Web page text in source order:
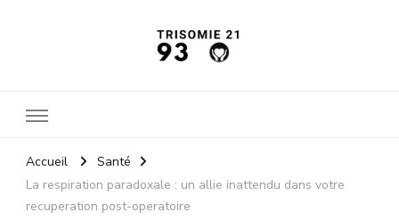
Accueil
Santé
La respiration paradoxale : un allie inattendu dans votre
recuperation post-operatoire